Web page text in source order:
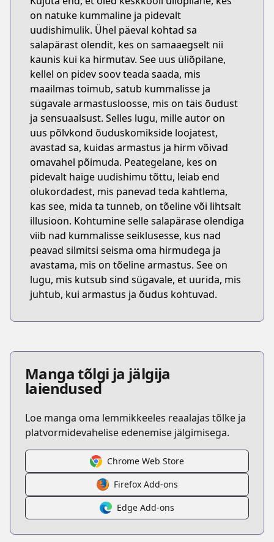
on natuke kummaline ja pidevalt
uudishimulik. Ühel päeval kohtad sa
salapärast olendit, kes on samaaegselt nii
kaunis kui ka hirmutav. See uus üliõpilane,
kellel on pidev soov teada saada, mis
maailmas toimub, satub kummalisse ja
sügavale armastusloosse, mis on täis õudust
ja sensuaalsust. Selles lugu, mille autor on
uus põlvkond õuduskomikside loojatest,
avastad sa, kuidas armastus ja hirm võivad
omavahel põimuda. Peategelane, kes on
pidevalt haige uudishimu tõttu, leiab end
olukordadest, mis panevad teda kahtlema,
kas see, mida ta tunneb, on tõeline või lihtsalt
illusioon. Kohtumine selle salapärase olendiga
viib nad kummalisse seiklusesse, kus nad
peavad silmitsi seisma oma hirmudega ja
avastama, mis on tõeline armastus. See on
lugu, mis kutsub sind sügavale, et uurida, mis
juhtub, kui armastus ja õudus kohtuvad.
Manga tõlgi ja jälgija
laiendused
Loe manga oma lemmikkeeles reaalajas tõlke ja
platvormidevahelise edenemise jälgimisega.
Chrome Web Store
Firefox Add-ons
Edge Add-ons